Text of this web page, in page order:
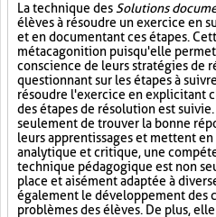
La technique des Solutions
élèves à résoudre un exercice en
et en documentant ces étapes.
métacagonition puisqu'elle
conscience de leurs stratégies de
questionnant sur les étapes à
résoudre l'exercice en explicitant
des étapes de résolution est
seulement de trouver la bonne
leurs apprentissages et mettent
analytique et critique, une
technique pédagogique est non
place et aisément adaptée à
également le développement des
problèmes des élèves. De plus,